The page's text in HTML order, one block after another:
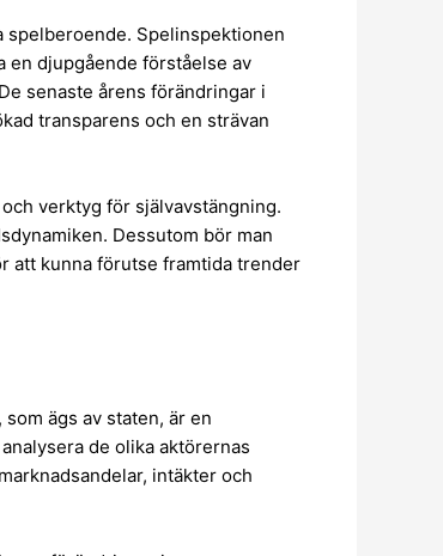
spelberoende. Spelinspektionen
en djupgående förståelse av
senaste årens förändringar i
transparens och en strävan
verktyg för självavstängning.
Dessutom bör man
att kunna förutse framtida trender
ägs av staten, är en
de olika aktörernas
intäkter och